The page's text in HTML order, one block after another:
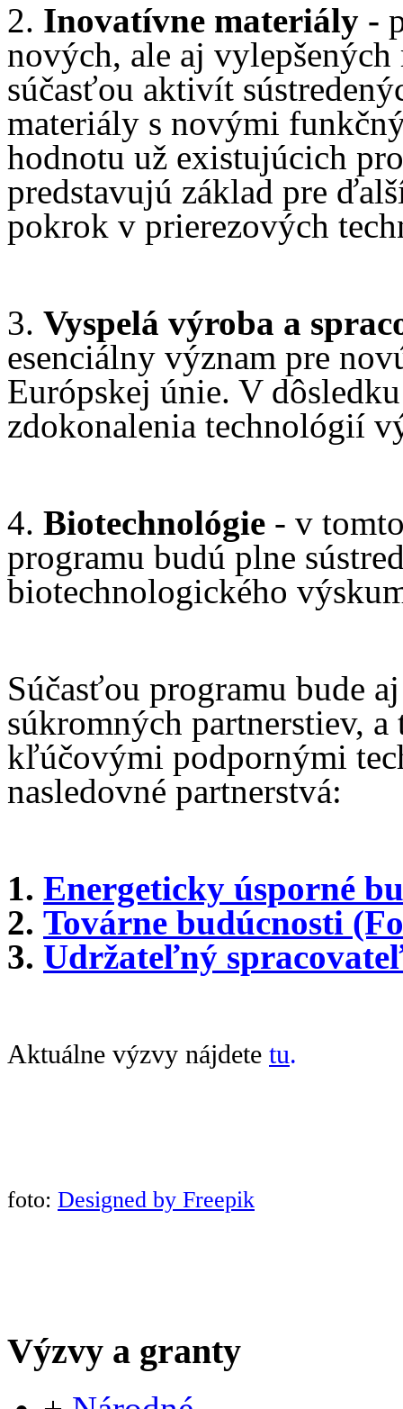
2. Inovatívne materiály -
nových, ale aj
súčasťou aktivít
materiály s novými
hodnotu už existujúcich
predstavujú základ pre
pokrok v prierezových
3. Vyspelá výroba a
esenciálny význam pre
Európskej únie. V
zdokonalenia technológií
4. Biotechnológie - v
programu budú plne
biotechnologického
Súčasťou programu bude
súkromných partnerstiev,
kľúčovými podpornými
nasledovné partnerstvá:
1. Energeticky úsporné
2. Továrne budúcnosti
3. Udržateľný
Aktuálne výzvy nájdete tu.
foto: Designed by Freepik
Výzvy a granty